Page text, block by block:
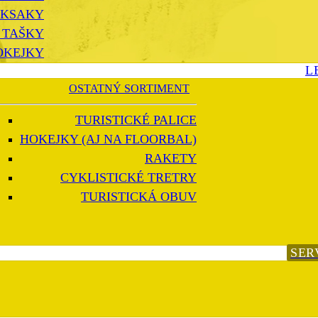
OSTATNÝ SORTIMENT
TURISTICKÉ PALICE
HOKEJKY (AJ NA FLOORBAL)
RAKETY
CYKLISTICKÉ TRETRY
TURISTICKÁ OBUV